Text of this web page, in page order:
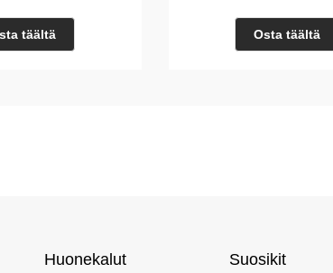
täältä Osta täältä
Huonekalut
Suosikit